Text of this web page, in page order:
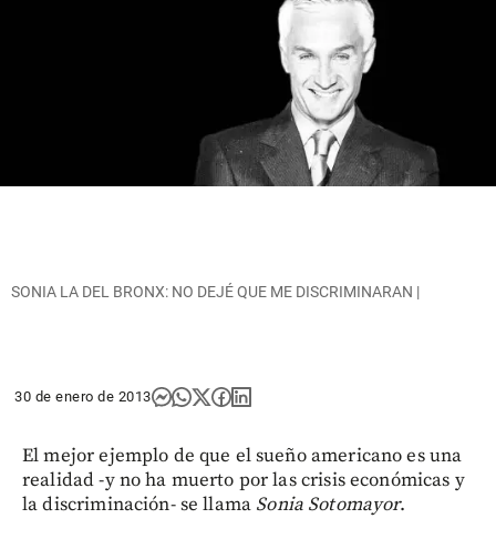
SONIA LA DEL BRONX: NO DEJÉ QUE ME DISCRIMINARAN |
30 de enero de 2013
El mejor ejemplo de que el sueño americano es una
realidad -y no ha muerto por las crisis económicas y
la discriminación- se llama Sonia Sotomayor.